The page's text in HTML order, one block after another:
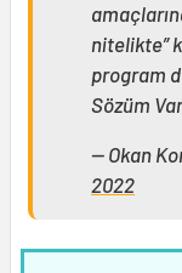
nitelikte”
program
Sözüm
— Okan
2022